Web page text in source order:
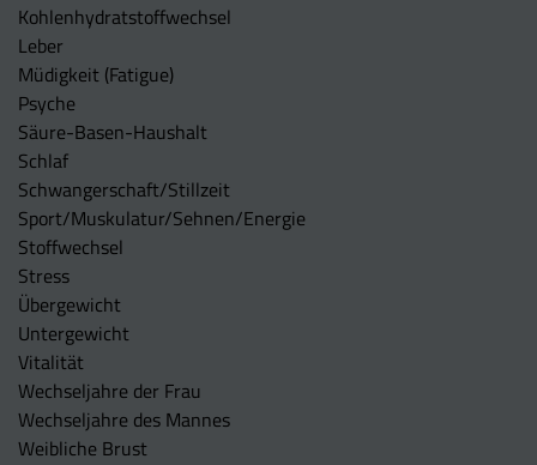
Kohlenhydratstoffwechsel
Leber
Müdigkeit (Fatigue)
Psyche
Säure-Basen-Haushalt
Schlaf
Schwangerschaft/Stillzeit
Sport/Muskulatur/Sehnen/Energie
Stoffwechsel
Stress
Übergewicht
Untergewicht
Vitalität
Wechseljahre der Frau
Wechseljahre des Mannes
Weibliche Brust